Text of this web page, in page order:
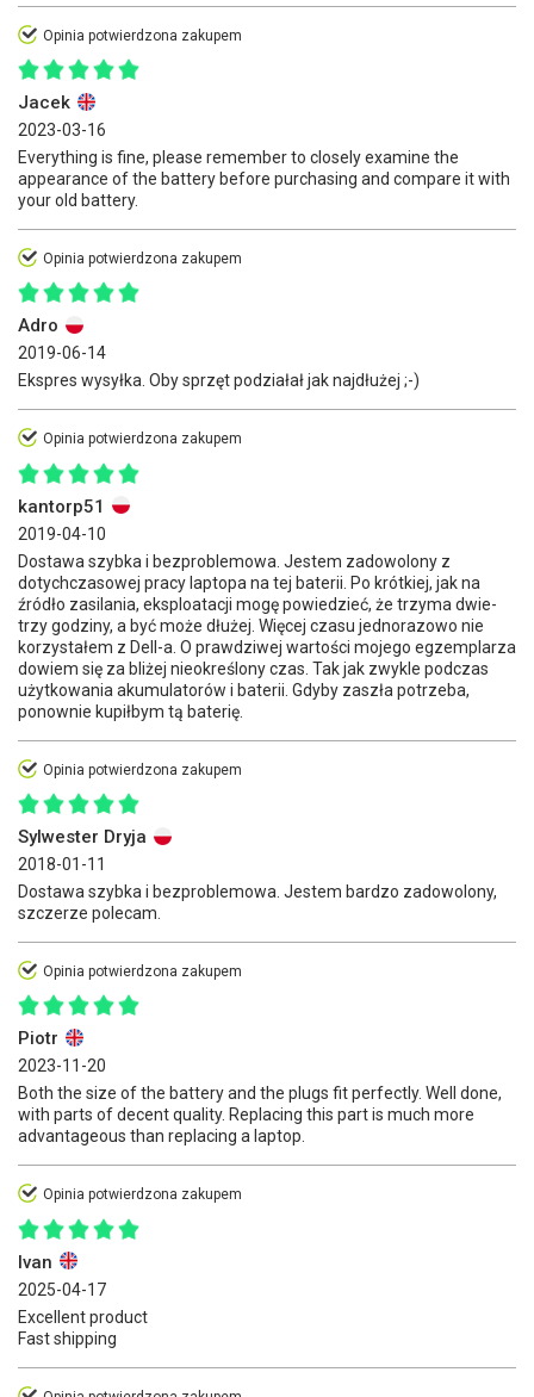
Opinia potwierdzona zakupem
Jacek
2023-03-16
Everything is fine, please remember to closely examine the
appearance of the battery before purchasing and compare it with
your old battery.
Opinia potwierdzona zakupem
Adro
2019-06-14
Ekspres wysyłka. Oby sprzęt podziałał jak najdłużej ;-)
Opinia potwierdzona zakupem
kantorp51
2019-04-10
Dostawa szybka i bezproblemowa. Jestem zadowolony z
dotychczasowej pracy laptopa na tej baterii. Po krótkiej, jak na
źródło zasilania, eksploatacji mogę powiedzieć, że trzyma dwie-
trzy godziny, a być może dłużej. Więcej czasu jednorazowo nie
korzystałem z Dell-a. O prawdziwej wartości mojego egzemplarza
dowiem się za bliżej nieokreślony czas. Tak jak zwykle podczas
użytkowania akumulatorów i baterii. Gdyby zaszła potrzeba,
ponownie kupiłbym tą baterię.
Opinia potwierdzona zakupem
Sylwester Dryja
2018-01-11
Dostawa szybka i bezproblemowa. Jestem bardzo zadowolony,
szczerze polecam.
Opinia potwierdzona zakupem
Piotr
2023-11-20
Both the size of the battery and the plugs fit perfectly. Well done,
with parts of decent quality. Replacing this part is much more
advantageous than replacing a laptop.
Opinia potwierdzona zakupem
Ivan
2025-04-17
Excellent product
Fast shipping